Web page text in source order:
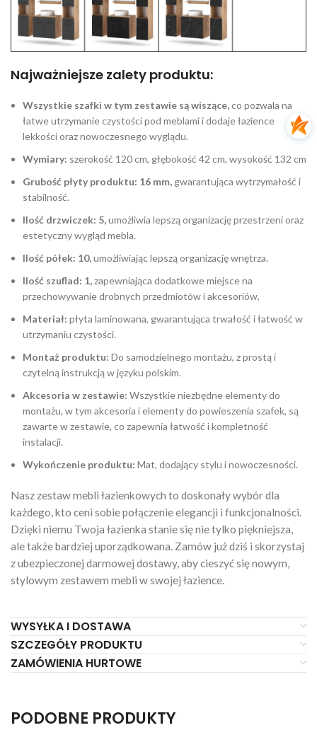
Najważniejsze zalety produktu:
Wszystkie szafki w tym zestawie są wiszące,co pozwala na
łatwe utrzymanie czystości pod meblami i dodaje łazience
lekkości oraz nowoczesnego wyglądu.
Wymiary: szerokość 120 cm, głębokość 42 cm, wysokość 132 cm
Grubość płyty produktu: 16 mm, gwarantująca wytrzymałość i
stabilność.
Ilość drzwiczek: 5,umożliwia lepszą organizację przestrzeni oraz
estetyczny wygląd mebla.
Ilość półek: 10,umożliwiając lepszą organizację wnętrza.
Ilość szuflad: 1,zapewniająca dodatkowe miejsce na
przechowywanie drobnych przedmiotów i akcesoriów,
Materiał: płyta laminowana, gwarantująca trwałość i łatwość w
utrzymaniu czystości.
Montaż produktu: Do samodzielnego montażu, z prostą i
czytelną instrukcją w języku polskim.
Akcesoria w zestawie: Wszystkie niezbędne elementy do
montażu, w tym akcesoria i elementy do powieszenia szafek, są
zawarte w zestawie, co zapewnia łatwość i kompletność
instalacji.
Wykończenie produktu: Mat, dodający stylu i nowoczesności.
Nasz zestaw mebli łazienkowych to doskonały wybór dla
każdego, kto ceni sobie połączenie elegancji i funkcjonalności.
Dzięki niemu Twoja łazienka stanie się nie tylko piękniejsza,
ale także bardziej uporządkowana. Zamów już dziś i skorzystaj
z ubezpieczonej darmowej dostawy, aby cieszyć się nowym,
stylowym zestawem mebli w swojej łazience.
WYSYŁKA I DOSTAWA
SZCZEGÓŁY PRODUKTU
ZAMÓWIENIA HURTOWE
PODOBNE PRODUKTY